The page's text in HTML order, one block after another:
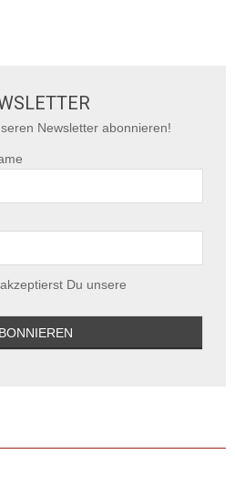
Newsletter abonnieren!
Du unsere